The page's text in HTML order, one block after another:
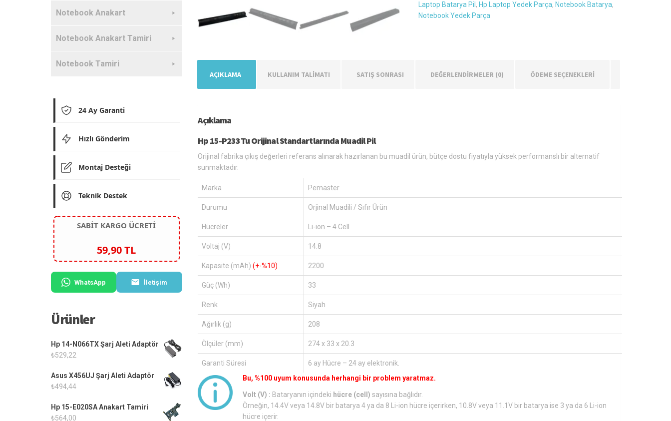
Pil
adet
Laptop Batarya Pil , Hp Laptop Yedek Parça, Notebook Batarya,
Notebook Yedek Parça
AÇIKLAMA KULLANIM TALİMATI SATIŞ SONRASI DEĞERLENDIRMELER (0) ÖDEME SEÇENEKLERİ
Açıklama
Hp 15-P233Tu Orijinal Standartlarında Muadil Pil
Orijinal fabrika çıkış değerleri referans alınarak hazırlanan bu muadil ürün, bütçe dostu fiyatıyla yüksek performanslı bir alternatif
sunmaktadır.
Marka Pemaster
Durumu Orjinal Muadili / Sıfır Ürün
Hücreler Li-ion – 4 Cell
Voltaj (V) 14.8
Kapasite (mAh) (+-%10) 2200
Güç (Wh) 33
Renk Siyah
Ağırlık (g) 208
Ölçüler (mm) 274 x 33 x 20.3
Garanti Süresi
6 ay Hücre – 24 ay elektronik.
Bu, %100 uyum konusunda herhangi bir problem yaratmaz.
Volt (V) : Bataryanın içindeki hücre (cell) sayısına bağlıdır.
Örneğin, 14.4V veya 14.8V bir batarya 4 ya da 8 Li-ion hücre içerirken, 10.8V veya 11.1V bir batarya ise 3 ya da 6 Li-ion
hücre içerir.
Notebook Anakart
Notebook Anakart Tamiri
Notebook Tamiri
24 Ay Garanti
Hızlı Gönderim
Montaj Desteği
Teknik Destek
SABİT KARGO ÜCRETİ
59,90 TL
WhatsApp İletişim
Ürünler
Hp 14-N066TX Şarj Aleti Adaptör
₺529,22
Asus X456UJ Şarj Aleti Adaptör
₺494,44
Hp 15-E020SA Anakart Tamiri
₺564,00